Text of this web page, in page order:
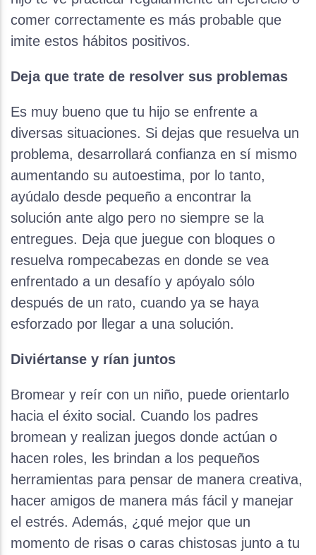
comer correctamente es más probable que
imite estos hábitos positivos.
Deja que trate de resolver sus problemas
Es muy bueno que tu hijo se enfrente a
diversas situaciones. Si dejas que resuelva un
problema, desarrollará confianza en sí mismo
aumentando su autoestima, por lo tanto,
ayúdalo desde pequeño a encontrar la
solución ante algo pero no siempre se la
entregues. Deja que juegue con bloques o
resuelva rompecabezas en donde se vea
enfrentado a un desafío y apóyalo sólo
después de un rato, cuando ya se haya
esforzado por llegar a una solución.
Diviértanse y rían juntos
Bromear y reír con un niño, puede orientarlo
hacia el éxito social. Cuando los padres
bromean y realizan juegos donde actúan o
hacen roles, les brindan a los pequeños
herramientas para pensar de manera creativa,
hacer amigos de manera más fácil y manejar
el estrés. Además, ¿qué mejor que un
momento de risas o caras chistosas junto a tu